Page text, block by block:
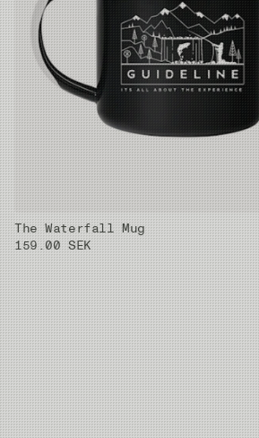
The Waterfall Mug
159.00 SEK